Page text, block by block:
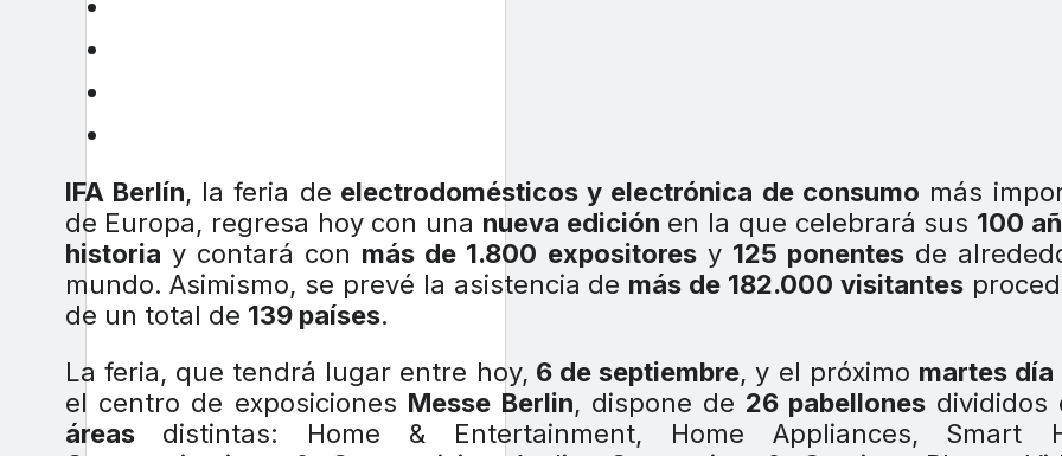
IFA Berlín, la feria de electrodomésticos y electrónica de consumo más
de Europa, regresa hoy con una nueva edición en la que celebrará sus 100
historia y contará con más de 1.800 expositoresy 125 ponentes de
mundo. Asimismo, se prevé la asistencia de más de 182.000 visitantes
de un total de 139 países.
La feria, que tendrá lugar entre hoy, 6 de septiembre, y el próximo martes día
el centro de exposiciones Messe Berlin, dispone de 26 pabellones divididos
áreas distintas: Home & Entertainment, Home Appliances,
Smart